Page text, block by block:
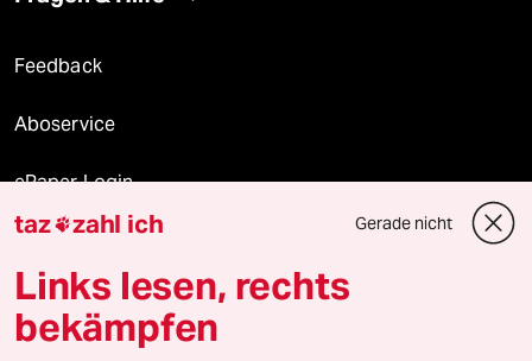
Feedback
Aboservice
ePaper Login
Downloads für Abonnierende
© 2026 taz Verlags und Vertriebs GmbH
taz zahl ich Gerade nicht
Links lesen, rechts
bekämpfen